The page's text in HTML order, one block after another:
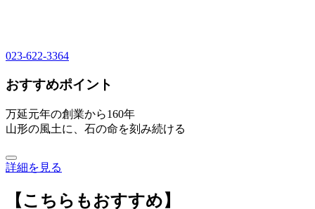
023-622-3364
おすすめポイント
万延元年の創業から160年
山形の風土に、石の命を刻み続ける
詳細を見る
【こちらもおすすめ】